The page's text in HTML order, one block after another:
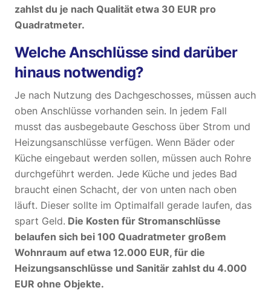
zahlst du je nach Qualität etwa 30 EUR pro
Quadratmeter.
Welche Anschlüsse sind darüber
hinaus notwendig?
Je nach Nutzung des Dachgeschosses, müssen auch
oben Anschlüsse vorhanden sein. In jedem Fall
musst das ausbegebaute Geschoss über Strom und
Heizungsanschlüsse verfügen. Wenn Bäder oder
Küche eingebaut werden sollen, müssen auch Rohre
durchgeführt werden. Jede Küche und jedes Bad
braucht einen Schacht, der von unten nach oben
läuft. Dieser sollte im Optimalfall gerade laufen, das
spart Geld. Die Kosten für Stromanschlüsse
belaufen sich bei 100 Quadratmeter großem
Wohnraum auf etwa 12.000 EUR, für die
Heizungsanschlüsse und Sanitär zahlst du 4.000
EUR ohne Objekte.